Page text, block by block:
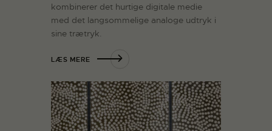
kombinerer det hurtige digitale medie
med det langsommelige analoge udtryk i
sine trætryk.
LÆS MERE